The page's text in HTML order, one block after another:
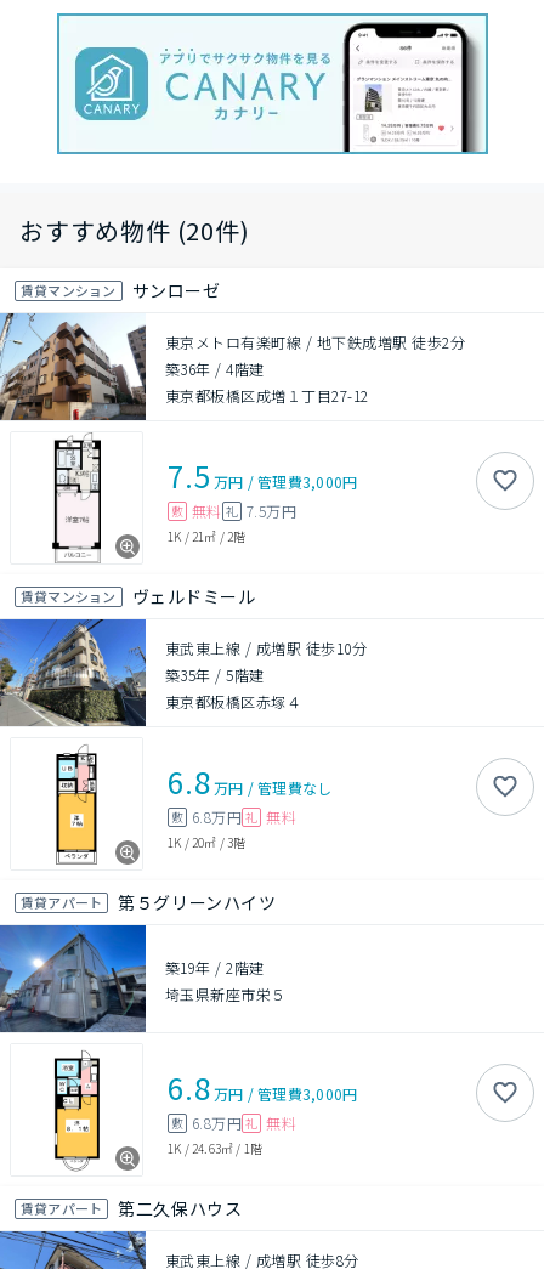
おすすめ物件 (20件)
賃貸マンション サンローゼ
東京メトロ有楽町線 / 地下鉄成増駅 徒歩2分
築36年 /4階建
東京都板橋区成増１丁目27-12
7.5 万円 /管理費3,000円
敷 無料 礼 7.5万円
1K / 21㎡ / 2階
賃貸マンション ヴェルドミール
東武東上線 / 成増駅 徒歩10分
築35年 /5階建
東京都板橋区赤塚４
6.8万円 /管理費なし
敷 6.8万円 礼 無料
1K / 20㎡ /3階
賃貸アパート 第５グリーンハイツ
築19年 /2階建
埼玉県新座市栄５
6.8万円 /管理費3,000円
敷 6.8万円 礼 無料
1K / 24.63㎡ / 1階
賃貸アパート 第二久保ハウス
東武東上線 / 成増駅 徒歩8分